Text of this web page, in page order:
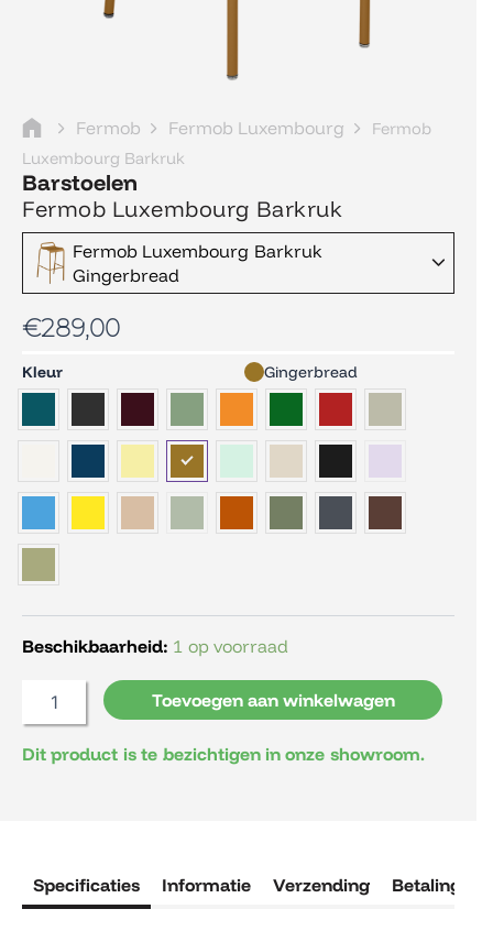
Fermob Fermob Luxembourg
Fermob
Luxembourg Barkruk
Barstoelen
Fermob Luxembourg Barkruk
Fermob Luxembourg Barkruk
Gingerbread
€289,00
Kleur Gingerbread
Beschikbaarheid: 1 op voorraad
Fermob
Luxembourg
Toevoegen aan winkelwagen
Dit product is te bezichtigen in onze showroom.
Specificaties Informatie Verzending Betaling